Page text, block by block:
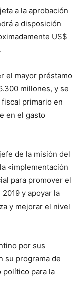
a la aprobación
a disposición
US$
el mayor préstamo
millones, y se
primario en
en el gasto
de la misión del
«implementación
para promover el
y apoyar la
y mejorar el nivel
por sus
su programa de
político para la